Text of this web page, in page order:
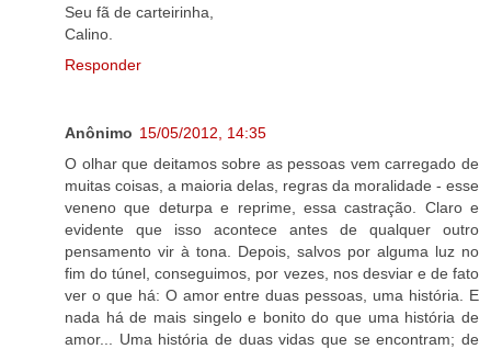
Seu fã de carteirinha,
Calino.
Responder
Anônimo 15/05/2012, 14:35
O olhar que deitamos sobre as pessoas vem carregado de
muitas coisas, a maioria delas, regras da moralidade - esse
veneno que deturpa e reprime, essa castração. Claro e
evidente que isso acontece antes de qualquer outro
pensamento vir à tona. Depois, salvos por alguma luz no
fim do túnel, conseguimos, por vezes, nos desviar e de fato
ver o que há: O amor entre duas pessoas, uma história. E
nada há de mais singelo e bonito do que uma história de
amor... Uma história de duas vidas que se encontram; de